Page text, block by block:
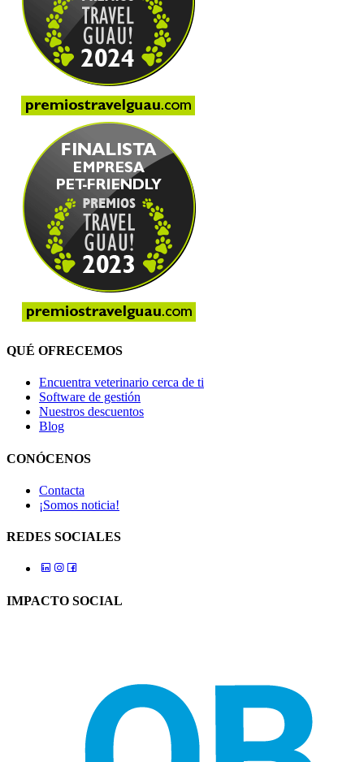
QUÉ OFRECEMOS
Encuentra veterinario cerca de ti
Software de gestión
Nuestros descuentos
Blog
CONÓCENOS
Contacta
¡Somos noticia!
REDES SOCIALES
IMPACTO SOCIAL